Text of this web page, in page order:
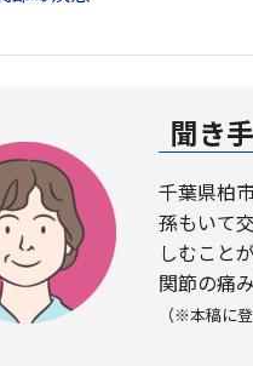
関節症のポイント
診で、将来の関節の健康を
聞き
千葉県柏
孫もいて
しむこと
関節の痛
（※本稿に